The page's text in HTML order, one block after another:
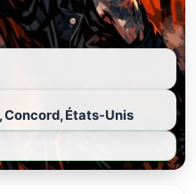
États-Unis